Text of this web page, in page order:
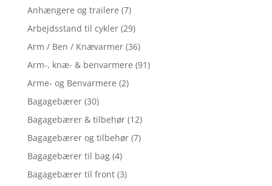
Anhængere og trailere (7)
Arbejdsstand til cykler (29)
Arm / Ben / Knævarmer (36)
Arm-, knæ- & benvarmere (91)
Arme- og Benvarmere (2)
Bagagebærer (30)
Bagagebærer & tilbehør (12)
Bagagebærer og tilbehør (7)
Bagagebærer til bag (4)
Bagagebærer til front (3)